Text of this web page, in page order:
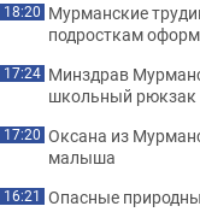
18:20 Мурманские
подросткам
17:24 Минздрав
школьный рюкзак
17:20 Оксана из
малыша
16:21 Опасные